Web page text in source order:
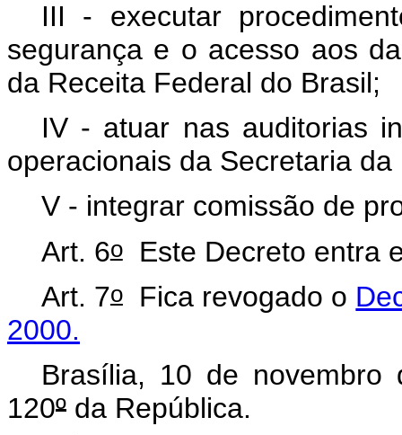
III - executar
segurança e o acesso aos
da Receita Federal do Brasil;
IV - atuar nas auditorias
operacionais da Secretaria
V - integrar comissão de
Art. 6oEste Decreto entra
Art. 7oFica revogado o
2000.
Brasília, 10 de novembro
120º da República.